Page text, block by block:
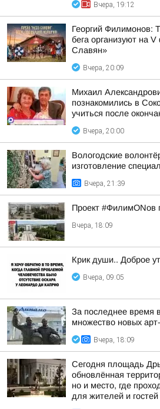
Вчера, 19:12
Георгий Филимонов:
бега организуют на
Славян»
Вчера, 20:09
Михаил
познакомились в
учиться после
Вчера, 20:00
Вологодские
изготовление
Вчера, 21:39
Проект #ФилимONов
Вчера, 18:09
Крик души.. Доброе
Вчера, 09:05
За последнее время
множество новых
Вчера, 18:09
Сегодня площадь
обновлённая
но и место, где
для жителей и гостей